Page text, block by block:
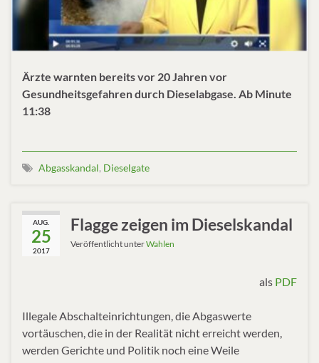
Ärzte warnten bereits vor 20 Jahren vor
Gesundheitsgefahren durch Dieselabgase. Ab Minute
11:38
Abgasskandal, Dieselgate
AUG.
25
2017
Flagge zeigen im Dieselskandal
Veröffentlicht unterWahlen
als PDF
Illegale Abschalteinrichtungen, die Abgaswerte
vortäuschen, die in der Realität nicht erreicht werden,
werden Gerichte und Politik noch eine Weile